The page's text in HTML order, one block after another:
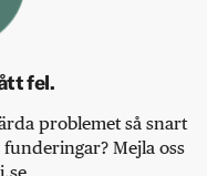
fel.
problemet så snart
Mejla oss